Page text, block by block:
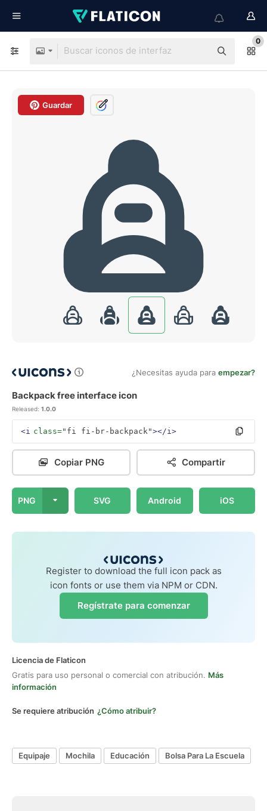
0
Guardar
¿Necesitas ayuda para empezar?
Backpack free interface icon
Released: 1.0.0
<i class="fi fi-br-backpack"></i>
Copiar PNG Compartir
PNG SVG Android iOS
Register to download the full icon pack as
icon fonts or use them via NPM or CDN.
Regístrate para comenzar
Licencia de Flaticon
Gratis para uso personal o comercial con atribución. Más
información
Se requiere atribución ¿Cómo atribuir?
Equipaje Mochila Educación Bolsa Para La Escuela